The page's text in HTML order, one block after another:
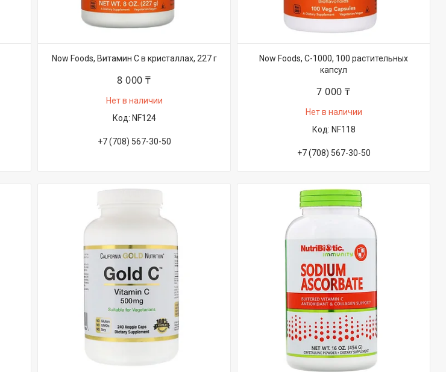
Now Foods, Витамин C в кристаллах, 227 г
8 000 ₸
Нет в наличии
NF124
+7 (708) 567-30-50
Now Foods, C-1000, 100 растительных
капсул
7 000 ₸
Нет в наличии
NF118
+7 (708) 567-30-50